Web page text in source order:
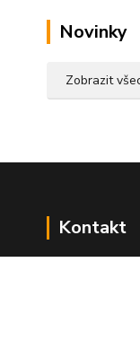
Novinky
Zobrazit
Kontakt